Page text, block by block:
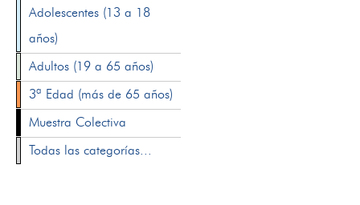
Adolescentes (13 a 18
años)
Adultos (19 a 65 años)
3ª Edad (más de 65 años)
Muestra Colectiva
Todas las categorías...